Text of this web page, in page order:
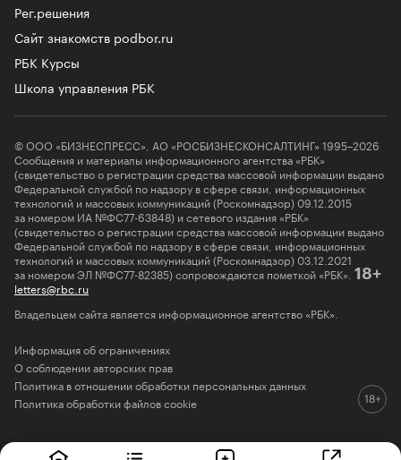
Рег.решения
Сайт знакомств podbor.ru
РБК Курсы
Школа управления РБК
© ООО «БИЗНЕСПРЕСС», АО «РОСБИЗНЕСКОНСАЛТИНГ» 1995–2026
Сообщения и материалы информационного агентства «РБК»
(свидетельство о регистрации средства массовой информации выдано
Федеральной службой по надзору в сфере связи, информационных
технологий и массовых коммуникаций (Роскомнадзор) 09.12.2015
за номером ИА №ФС77-63848) и сетевого издания «РБК»
(свидетельство о регистрации средства массовой информации выдано
Федеральной службой по надзору в сфере связи, информационных
технологий и массовых коммуникаций (Роскомнадзор) 03.12.2021
за номером ЭЛ №ФС77-82385) сопровождаются пометкой «РБК». 18+
letters@rbc.ru
Владельцем сайта является информационное агентство «РБК».
Информация об ограничениях
О соблюдении авторских прав
Политика в отношении обработки персональных данных
Политика обработки файлов cookie